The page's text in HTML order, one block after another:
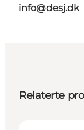
info@desj.dk
Relaterte